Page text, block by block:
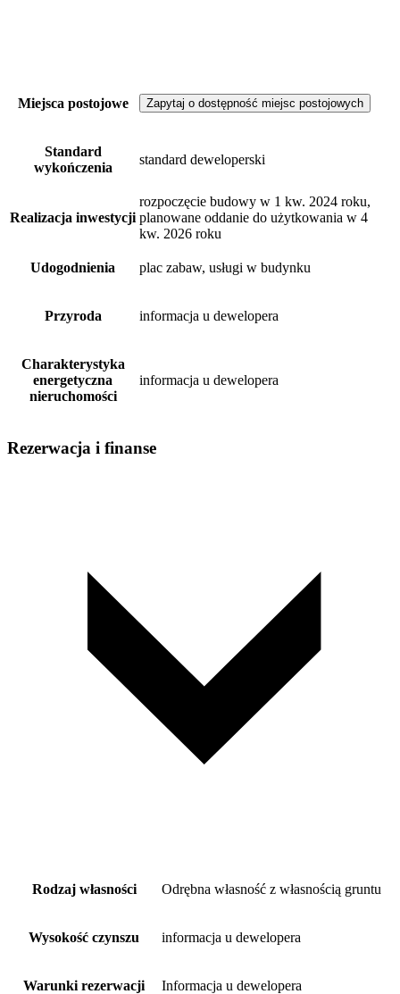
Miejsca postojowe Zapytaj o dostępność miejsc postojowych
Standard
wykończenia
standard deweloperski
Realizacja inwestycji
rozpoczęcie budowy w 1 kw. 2024 roku,
planowane oddanie do użytkowania w 4
kw. 2026 roku
Udogodnienia plac zabaw, usługi w budynku
Przyroda informacja u dewelopera
Charakterystyka
energetyczna
nieruchomości
informacja u dewelopera
Rezerwacja i finanse
Rodzaj własności Odrębna własność z własnością gruntu
Wysokość czynszu informacja u dewelopera
Warunki rezerwacji Informacja u dewelopera